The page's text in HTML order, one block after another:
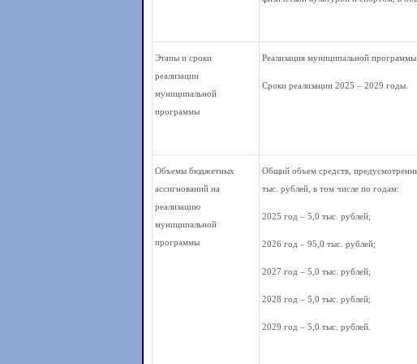
Этапы и сроки
реализации
муниципальной
программы
Реализация муниципальной программы
Сроки реализации 2025 – 2029 годы.
Объемы бюджетных
ассигнований на
реализацию
муниципальной
программы
Общий объем средств,
тыс. рублей, в том числе по годам:
2025 год – 5,0 тыс. рублей;
2026 год – 95,0 тыс. рублей;
2027 год – 5,0 тыс. рублей;
2028 год – 5,0 тыс. рублей;
2029 год – 5,0 тыс. рублей.